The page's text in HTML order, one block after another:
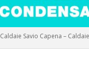
Caldaie Savio Capena –